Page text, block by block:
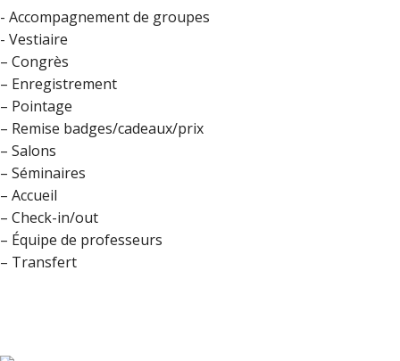
- Accompagnement de groupes
- Vestiaire
– Congrès
– Enregistrement
– Pointage
– Remise badges/cadeaux/prix
– Salons
– Séminaires
– Accueil
– Check-in/out
– Équipe de professeurs
– Transfert